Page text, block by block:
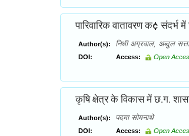
पारिवारिक वातावरण क¢ संदर्भ
Author(s): निधी अग्रवाल, अब्दुल
DOI: Access: Open
कृषि क्षेत्र के विकास में छ.ग.
Author(s): पदमा सोमनाथे
DOI: Access: Open